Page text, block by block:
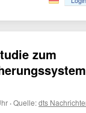
zum
·Quelle:dts